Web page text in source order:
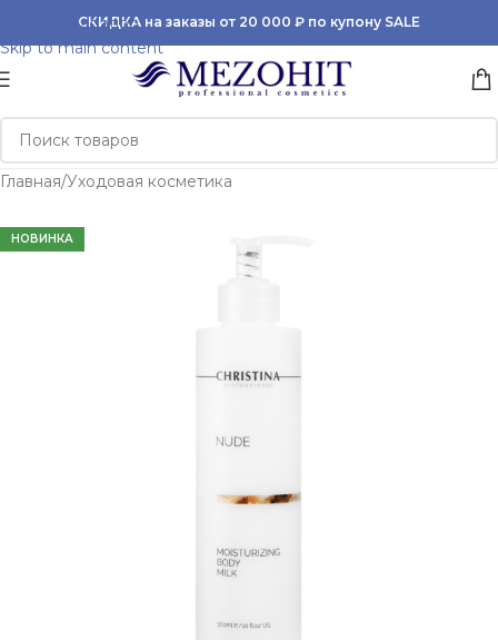
Skip to navigation
Skip to main content
СКИДКА на заказы от 20 000 ₽ по купону SALE
Главная/Уходовая косметика
НОВИНКА